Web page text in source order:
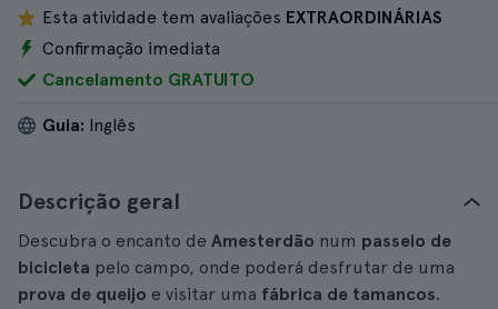
Esta atividade tem avaliações EXTRAORDINÁRIAS
Confirmação imediata
Cancelamento GRATUITO
Guia: Inglês
Descrição geral
Descubra o encanto de Amesterdão num passeio de
bicicleta pelo campo, onde poderá desfrutar de uma
prova de queijo e visitar uma fábrica de tamancos.